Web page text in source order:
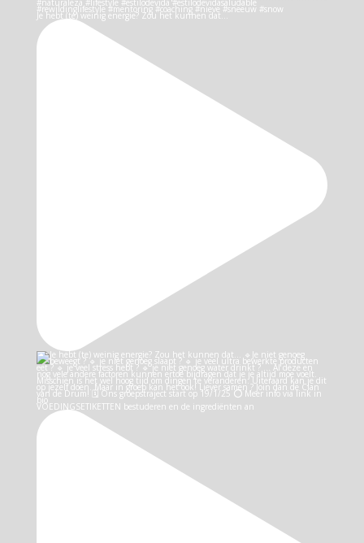
Je hebt (te) weinig energie? Zou het kunnen dat…
VOEDINGSETIKETTEN bestuderen en de ingrediënten an